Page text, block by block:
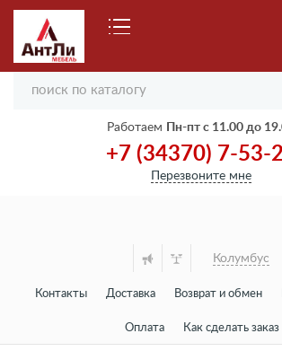
Работаем Пн-пт с 11.00 до
+7 (34370) 7-53-
Перезвоните мне
Колумбус
Контакты Доставка Возврат и обмен
Оплата Как сделать заказ